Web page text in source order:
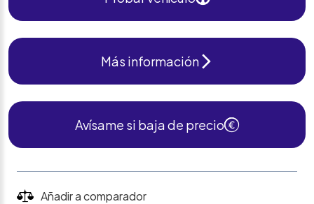
Más información
Avísame si baja de precio
Añadir a comparador